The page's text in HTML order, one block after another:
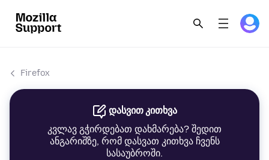
Firefox
დასვით კითხვა
კვლავ გჭირდებათ დახმარება? შედით
ანგარიშზე, რომ დასვათ კითხვა ჩვენს
სასაუბროში.